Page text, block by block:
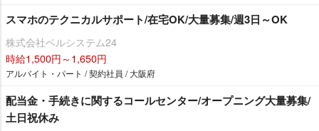
スマホのテクニカルサポート/在宅OK/大量募集/週3日～OK
株式会社ベルシステム24
時給1,500円～1,650円
アルバイト・パート / 契約社員 / 大阪府
配当金・手続きに関するコールセンター/オープニング大量募集/
土日祝休み